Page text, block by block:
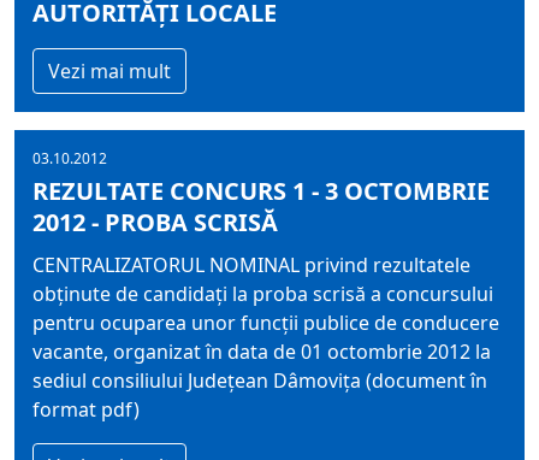
AUTORITĂŢI LOCALE
Vezi mai mult
03.10.2012
REZULTATE CONCURS 1 - 3 OCTOMBRIE
2012 - PROBA SCRISĂ
CENTRALIZATORUL NOMINAL privind rezultatele
obținute de candidați la proba scrisă a concursului
pentru ocuparea unor funcții publice de conducere
vacante, organizat în data de 01 octombrie 2012 la
sediul consiliului Județean Dâmovița (document în
format pdf)